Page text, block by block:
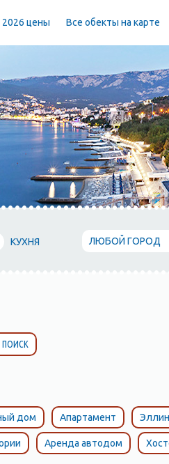
цены Все обекты на карте
КУХНЯ ЛЮБОЙ ГОРОД
дом Апартамент
Аренда автодом